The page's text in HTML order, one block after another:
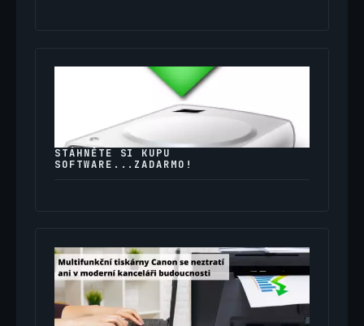
STÁHNĚTE SI KUPU
SOFTWARE...ZADARMO!